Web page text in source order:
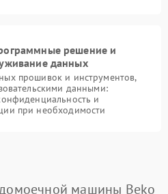
решение и
данных
прошивок и инструментов,
данными:
и
при необходимости
машины Beko